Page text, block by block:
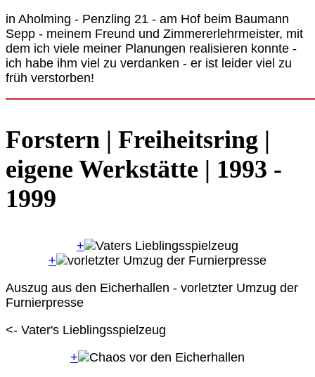
in Aholming - Penzling 21 - am Hof beim Baumann
Sepp - meinem Freund und Zimmererlehrmeister, mit
dem ich viele meiner Planungen realisieren konnte -
ich habe ihm viel zu verdanken - er ist leider viel zu
früh verstorben!
Forstern | Freiheitsring |
eigene Werkstätte | 1993 -
1999
+
+
Auszug aus den Eicherhallen - vorletzter Umzug der
Furnierpresse
<- Vater's Lieblingsspielzeug
+